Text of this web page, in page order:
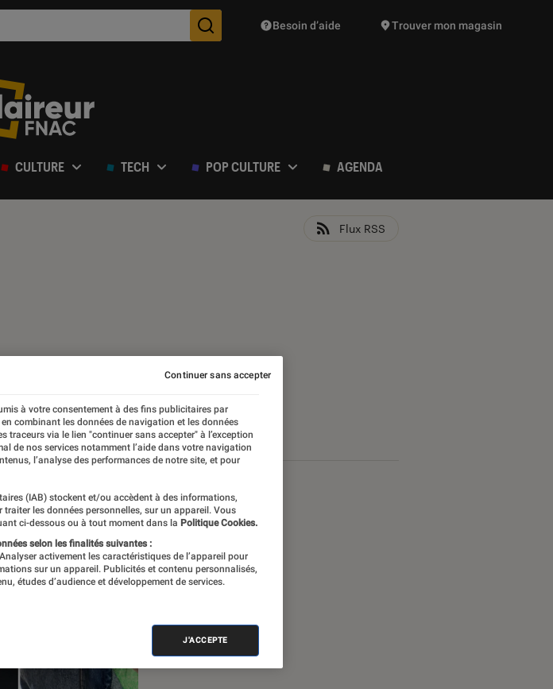
Des suggestions de produits vont vous être proposées
Besoin d’aide Trouver mon magasin
CULTURE TECH POP CULTURE AGENDA
Flux RSS
Produits
à votre consentement à des fins publicitaires par
combinant les données de navigation et les données
traceurs via le lien "continuer sans accepter" à l’exception
de nos services notamment l’aide dans votre navigation
l’analyse des performances de notre site, et pour
(IAB) stockent et/ou accèdent à des informations,
les données personnelles, sur un appareil. Vous
ci-dessous ou à tout moment dans la Politique Cookies.
selon les finalités suivantes :
activement les caractéristiques de l’appareil pour
sur un appareil. Publicités et contenu personnalisés,
études d’audience et développement de services.
J'ACCEPTE
Continuer sans accepter